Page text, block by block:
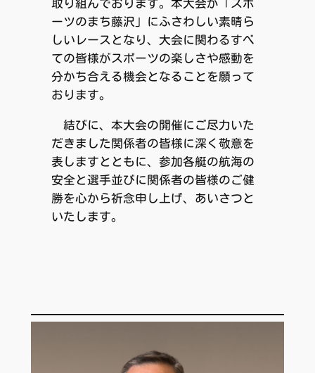
取り組んでおります。本大会が「スポ
ーツのまち藤沢」にふさわしい素晴ら
しいレースとなり、大会に関わるすべ
ての皆様がスポーツの楽しさや感動を
分かち合える機会となることを願って
おります。
結びに、本大会の開催にご尽力いた
だきました関係者の皆様に深く敬意を
表しますとともに、参加各艇の航海の
安全と選手並びに関係者の皆様のご健
勝を心から祈念申し上げ、あいさつと
いたします。